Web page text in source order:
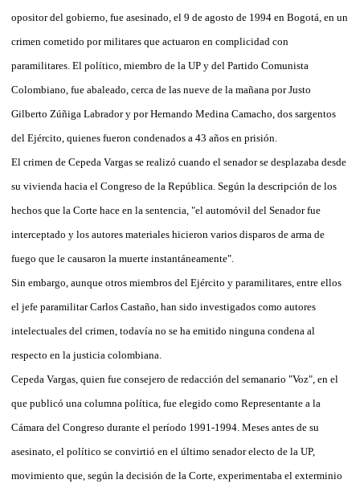
opositor del gobierno, fue asesinado, el 9 de agosto de 1994 en Bogotá, en un
crimen cometido por militares que actuaron en complicidad con
paramilitares. El político, miembro de la UP y del Partido Comunista
Colombiano, fue abaleado, cerca de las nueve de la mañana por Justo
Gilberto Zúñiga Labrador y por Hernando Medina Camacho, dos sargentos
del Ejército, quienes fueron condenados a 43 años en prisión.
El crimen de Cepeda Vargas se realizó cuando el senador se desplazaba desde
su vivienda hacia el Congreso de la República. Según la descripción de los
hechos que la Corte hace en la sentencia, "el automóvil del Senador fue
interceptado y los autores materiales hicieron varios disparos de arma de
fuego que le causaron la muerte instantáneamente".
Sin embargo, aunque otros miembros del Ejército y paramilitares, entre ellos
el jefe paramilitar Carlos Castaño, han sido investigados como autores
intelectuales del crimen, todavía no se ha emitido ninguna condena al
respecto en la justicia colombiana.
Cepeda Vargas, quien fue consejero de redacción del semanario "Voz", en el
que publicó una columna política, fue elegido como Representante a la
Cámara del Congreso durante el período 1991-1994. Meses antes de su
asesinato, el político se convirtió en el último senador electo de la UP,
movimiento que, según la decisión de la Corte, experimentaba el exterminio